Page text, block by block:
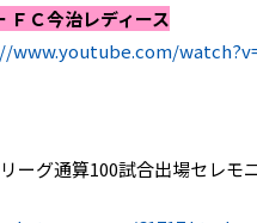
ＦＣ今治レディース
www.youtube.com/
ーグ通算100試合出場セレモ